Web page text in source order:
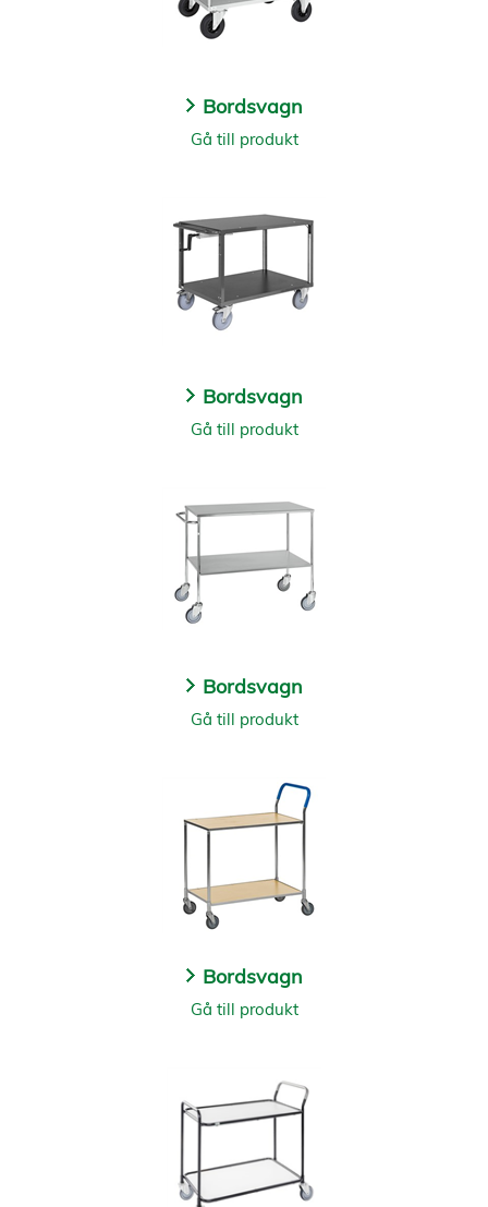
Bordsvagn
Gå till produkt
Bordsvagn
Gå till produkt
Bordsvagn
Gå till produkt
Bordsvagn
Gå till produkt